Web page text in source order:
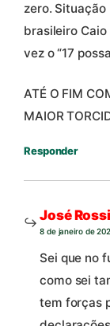
zero.
brasileiro
vez o “17
ATÉ O FIM
MAIOR
Responder
José
8 de janeiro de
Sei que no
como sei
tem forças